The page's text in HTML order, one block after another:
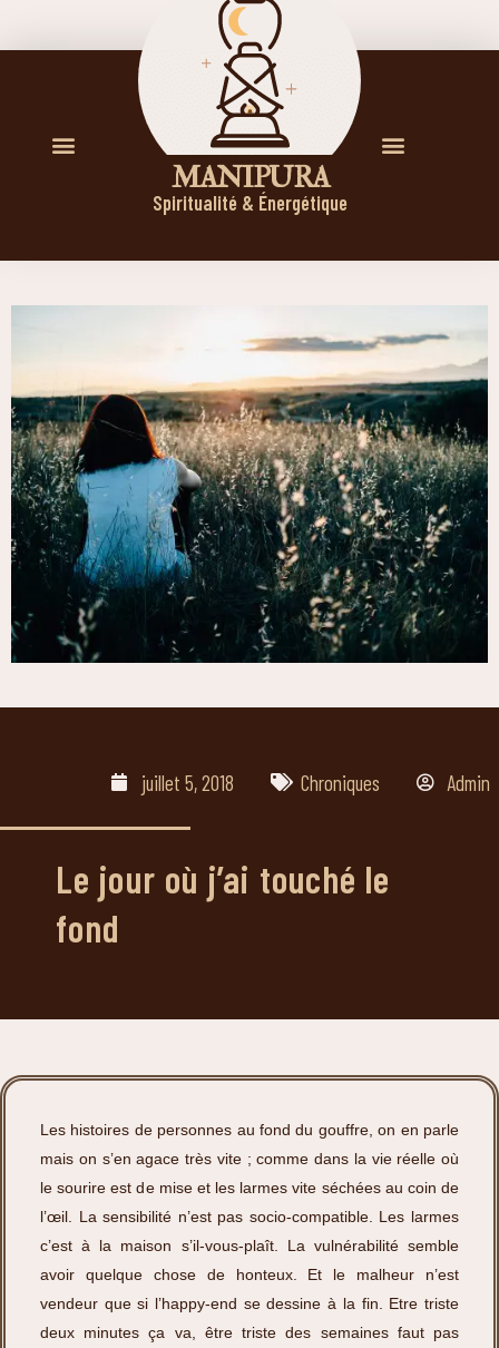
M A N I P U R A
Spiritualité & Énergétique
juillet 5, 2018 Chroniques Admin
Le jour où j’ai touché le
fond
Les histoires de personnes au fond du gouffre, on en parle
mais on s’en agace très vite ; comme dans la vie réelle où
le sourire est de mise et les larmes vite séchées au coin de
l’œil. La sensibilité n’est pas socio-compatible. Les larmes
c’est à la maison s’il-vous-plaît. La vulnérabilité semble
avoir quelque chose de honteux. Et le malheur n’est
vendeur que si l’happy-end se dessine à la fin. Etre triste
deux minutes ça va, être triste des semaines faut pas